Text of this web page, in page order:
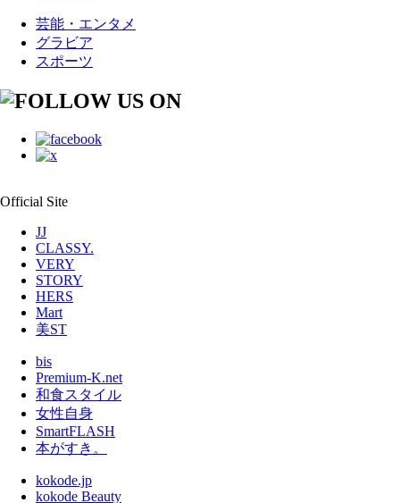
芸能・エンタメ
グラビア
スポーツ
Official Site
JJ
CLASSY.
VERY
STORY
HERS
Mart
美ST
bis
Premium-K.net
和食スタイル
女性自身
SmartFLASH
本がすき。
kokode.jp
kokode Beauty